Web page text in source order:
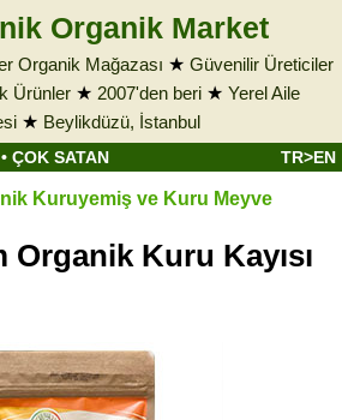
Organik Market
Organik Mağazası ★ Güvenilir Üreticiler
Ürünler★ 2007'den beri★ Yerel Aile
★ Beylikdüzü, İstanbul
• ÇOK SATAN TR>EN
Kuruyemiş ve Kuru Meyve
Organik Kuru Kayısı